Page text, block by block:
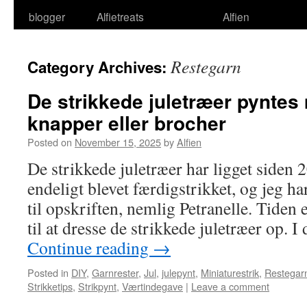
blogger
Alfietreats
Alfien
Category Archives:Restegarn
De strikkede juletræer pyntes
knapper eller brocher
Posted on November 15, 2025byAlfien
De strikkede juletræer har ligget siden
endeligt blevet færdigstrikket, og jeg
til opskriften, nemlig Petranelle. Tiden
til at dresse de strikkede juletræer op.
Continue reading →
Posted in DIY, Garnrester, Jul, julepynt, Miniaturestrik,
Strikketips, Strikpynt, Værtindegave | Leave a comment